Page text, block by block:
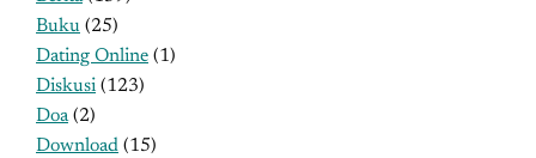
Buku (25)
Dating Online (1)
Diskusi (123)
Doa(2)
Download (15)